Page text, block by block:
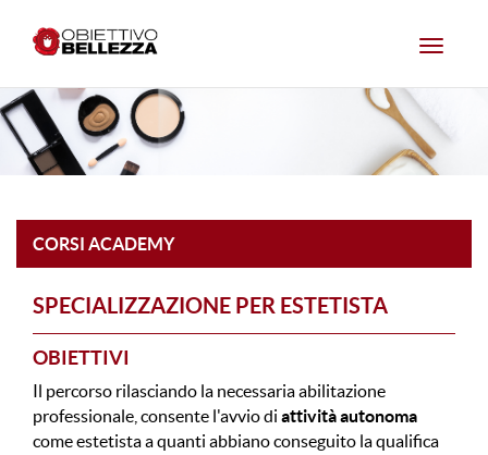
Toggle
CORSI ACADEMY
SPECIALIZZAZIONE PER ESTETISTA
OBIETTIVI
Il percorso rilasciando la necessaria abilitazione
professionale, consente l'avvio di attività autonoma
come estetista a quanti abbiano conseguito la qualifica